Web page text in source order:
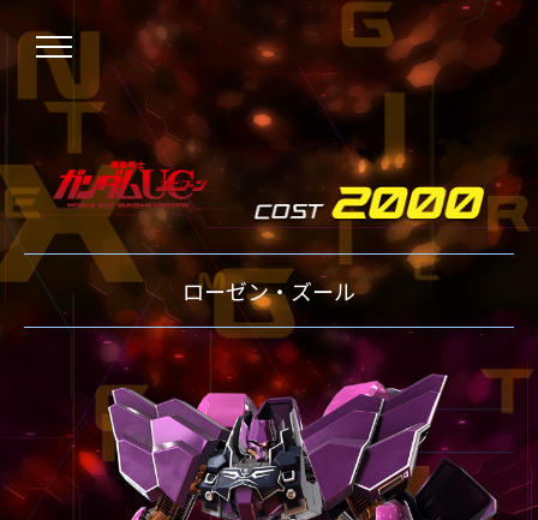
NEWS
ニュース
OVER BOOST
オーバーブースト
XVOOST
クロスブースト
EXVS2
エクストリームバーサス2
MAXI BOOST ON
マキシブーストオン
BEGINNER'S GUIDE
初心者指南
ローゼン・ズール